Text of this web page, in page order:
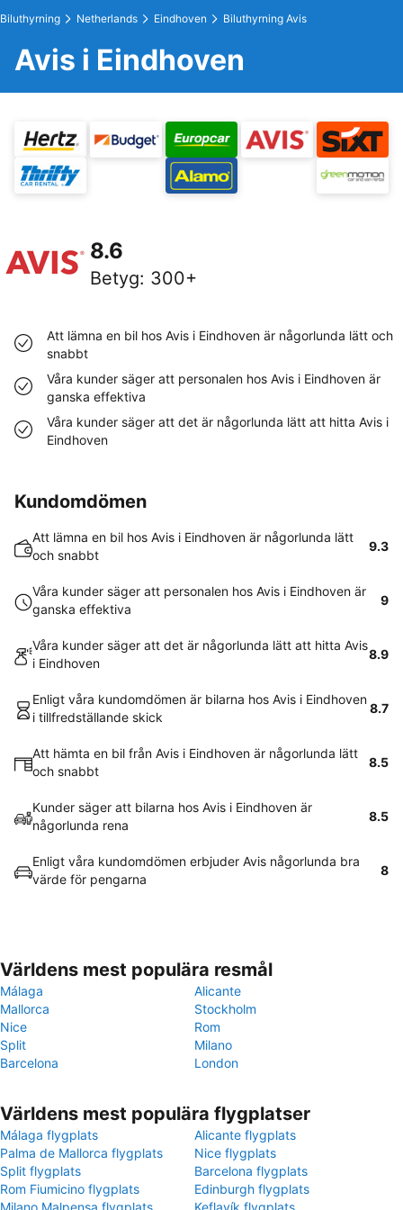
Biluthyrning Netherlands Eindhoven Biluthyrning Avis
Avis i Eindhoven
8.6
Betyg: 300+
Att lämna en bil hos Avis i Eindhoven är någorlunda lätt och
snabbt
Våra kunder säger att personalen hos Avis i Eindhoven är
ganska effektiva
Våra kunder säger att det är någorlunda lätt att hitta Avis i
Eindhoven
Kundomdömen
Att lämna en bil hos Avis i Eindhoven är någorlunda lätt
och snabbt
9.3
Våra kunder säger att personalen hos Avis i Eindhoven är
ganska effektiva
9
Våra kunder säger att det är någorlunda lätt att hitta Avis
i Eindhoven
8.9
Enligt våra kundomdömen är bilarna hos Avis i Eindhoven
i tillfredställande skick
8.7
Att hämta en bil från Avis i Eindhoven är någorlunda lätt
och snabbt
8.5
Kunder säger att bilarna hos Avis i Eindhoven är
någorlunda rena
8.5
Enligt våra kundomdömen erbjuder Avis någorlunda bra
värde för pengarna
8
Världens mest populära resmål
Málaga
Alicante
Mallorca
Stockholm
Nice
Rom
Split
Milano
Barcelona
London
Världens mest populära flygplatser
Málaga flygplats
Alicante flygplats
Palma de Mallorca flygplats
Nice flygplats
Split flygplats
Barcelona flygplats
Rom Fiumicino flygplats
Edinburgh flygplats
Milano Malpensa flygplats
Keflavík flygplats